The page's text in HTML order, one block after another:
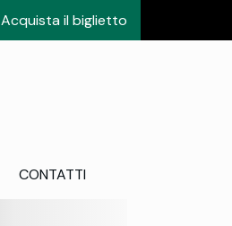
Acquista il biglietto
CONTATTI